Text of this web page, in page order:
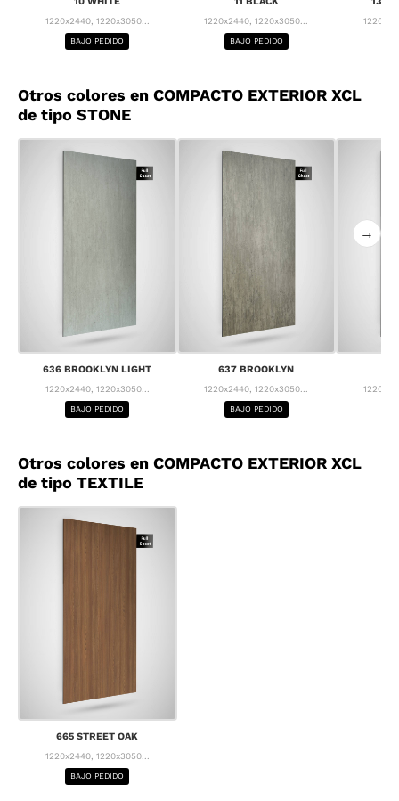
1220x2440, 1220x3050...
BAJO PEDIDO
1220x2440, 1220x3050...
BAJO PEDIDO
Otros colores en COMPACTO EXTERIOR XCL
de tipo STONE
636 BROOKLYN LIGHT
1220x2440, 1220x3050...
BAJO PEDIDO
637 BROOKLYN
1220x2440, 1220x3050...
BAJO PEDIDO
→
Otros colores en COMPACTO EXTERIOR XCL
de tipo TEXTILE
665 STREET OAK
1220x2440, 1220x3050...
BAJO PEDIDO